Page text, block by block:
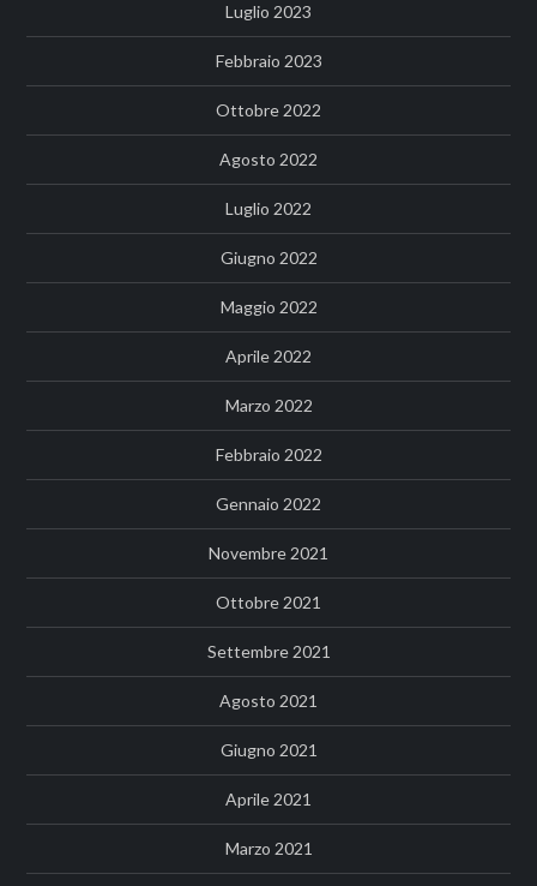
Luglio 2023
Febbraio 2023
Ottobre 2022
Agosto 2022
Luglio 2022
Giugno 2022
Maggio 2022
Aprile 2022
Marzo 2022
Febbraio 2022
Gennaio 2022
Novembre 2021
Ottobre 2021
Settembre 2021
Agosto 2021
Giugno 2021
Aprile 2021
Marzo 2021